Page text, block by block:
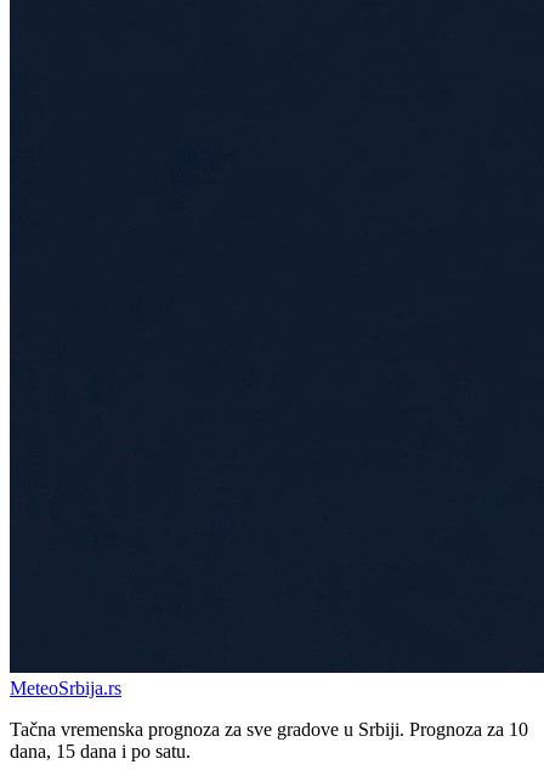
MeteoSrbija.rs
Tačna vremenska prognoza za sve gradove u Srbiji. Prognoza za 10
dana, 15 dana i po satu.